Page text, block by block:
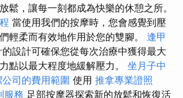
鬆，讓每一刻都成為快樂的休憩之所。
當使用我們的按摩時，您會感覺到壓
輕柔而有效地作用於您的雙腳。 逢甲
設計可確保您從每次治療中獲得最大
點以最大程度地緩解壓力。 坐月子中
司的費用範圍 使用 推拿專業證照
服務 足部按摩器探索新的放鬆和恢復活